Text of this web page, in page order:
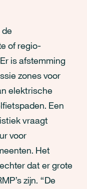
de
of regio-
is afstemming
zones voor
elektrische
Een
vraagt
voor
Het
dat er grote
zijn. “De